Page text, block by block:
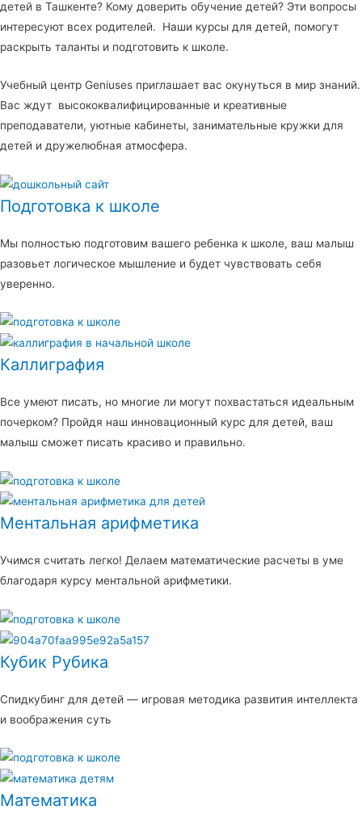
детей в Ташкенте? Кому доверить обучение детей? Эти вопросы
интересуют всех родителей. Наши курсы для детей, помогут
раскрыть таланты и подготовить к школе.
Учебный центр Geniuses приглашает вас окунуться в мир знаний.
Вас ждут высококвалифицированные и креативные
преподаватели, уютные кабинеты, занимательные кружки для
детей и дружелюбная атмосфера.
Подготовка к школе
Мы полностью подготовим вашего ребенка к школе, ваш малыш
разовьет логическое мышление и будет чувствовать себя
уверенно.
Каллиграфия
Все умеют писать, но многие ли могут похвастаться идеальным
почерком? Пройдя наш инновационный курс для детей, ваш
малыш сможет писать красиво и правильно.
Ментальная арифметика
Учимся считать легко! Делаем математические расчеты в уме
благодаря курсу ментальной арифметики.
Кубик Рубика
Спидкубинг для детей — игровая методика развития интеллекта
и воображения суть
Математика